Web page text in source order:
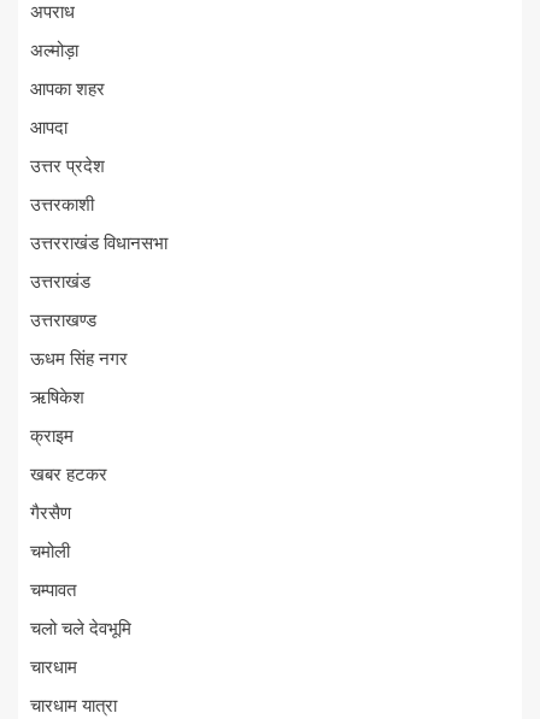
अपराध
अल्मोड़ा
आपका शहर
आपदा
उत्तर प्रदेश
उत्तरकाशी
उत्तरराखंड विधानसभा
उत्तराखंड
उत्तराखण्ड
ऊधम सिंह नगर
ऋषिकेश
क्राइम
खबर हटकर
गैरसैण
चमोली
चम्पावत
चलो चले देवभूमि
चारधाम
चारधाम यात्रा